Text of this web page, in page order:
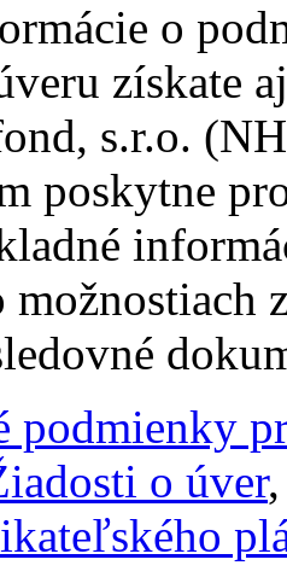
o
získate
s.r.o.
poskytne
možnostiach
podmienky
o úver,